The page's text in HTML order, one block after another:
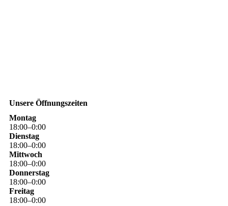
Unsere Öffnungszeiten
Montag
18:00–0:00
Dienstag
18:00–0:00
Mittwoch
18:00–0:00
Donnerstag
18:00–0:00
Freitag
18:00–0:00